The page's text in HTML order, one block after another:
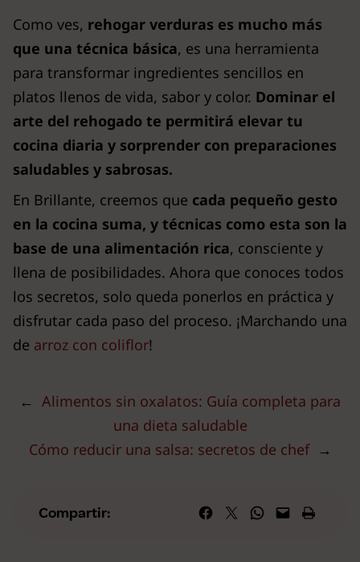
Como ves, rehogar verduras es mucho más
que una técnica básica, es una herramienta
para transformar ingredientes sencillos en
platos llenos de vida, sabor y color. Dominar el
arte del rehogado te permitirá elevar tu
cocina diaria y sorprender con preparaciones
saludables y sabrosas.
En Brillante, creemos que cada pequeño gesto
en la cocina suma, y técnicas como esta son la
base de una alimentación rica, consciente y
llena de posibilidades. Ahora que conoces todos
los secretos, solo queda ponerlos en práctica y
disfrutar cada paso del proceso. ¡Marchando una
de arroz con coliflor!
← Alimentos sin oxalatos: Guía completa para
una dieta saludable
Cómo reducir una salsa: secretos de chef →
Compartir: Compartir en Facebook
Compartir en X Compartir en WhatsApp
Envía esta página por correo
Imprime esta